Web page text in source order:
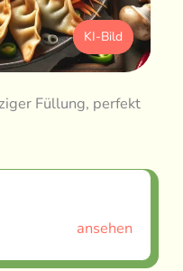
KI-Bild
Füllung, perfekt
ansehen